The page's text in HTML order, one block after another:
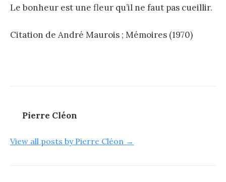
Le bonheur est une fleur qu’il ne faut pas cueillir.
Citation de André Maurois ; Mémoires (1970)
Pierre Cléon
View all posts by Pierre Cléon →